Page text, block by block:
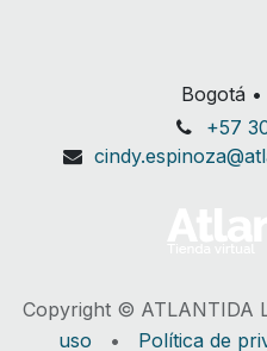
Bogotá
+57
Copyright ©
uso • Política de